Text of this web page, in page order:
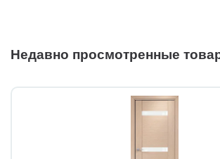
Недавно просмотренные